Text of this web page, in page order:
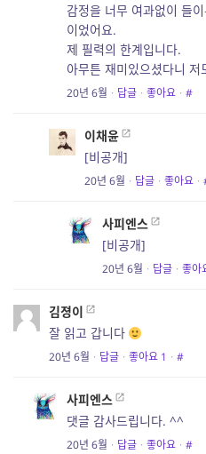
감정을 너무 여과없이 들
이었어요.
제 필력의 한계입니다.
아무튼 재미있으셨다니 저
20년 6월 · 답글 · 좋아요 · #
이채윤
[비공개]
20년 6월 · 답글 · 좋아요 ·
사피엔스
[비공개]
20년 6월 · 답글 · 좋아
김졍이
잘 읽고 갑니다
20년 6월 · 답글 · 좋아요 1 · #
사피엔스
댓글 감사드립니다. ^^
20년 6월 · 답글 · 좋아요 · #